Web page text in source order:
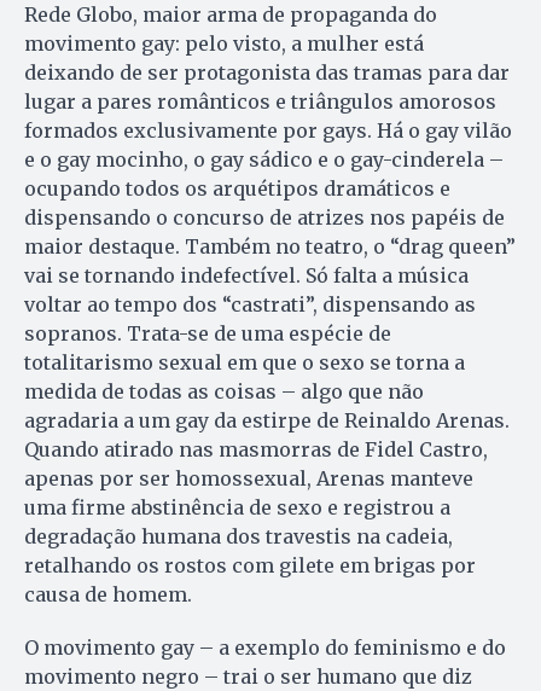
Rede Globo, maior arma de propaganda do
movimento gay: pelo visto, a mulher está
deixando de ser protagonista das tramas para dar
lugar a pares românticos e triângulos amorosos
formados exclusivamente por gays. Há o gay vilão
e o gay mo­ci­nho, o gay sádico e o gay-cinderela –
ocupando todos os arquétipos dramáticos e
dispensando o concurso de atrizes nos papéis de
maior destaque. Também no teatro, o “drag queen”
vai se tornando indefectível. Só falta a música
voltar ao tempo dos “castrati”, dispensando as
sopranos. Trata-se de uma espécie de
totalitarismo sexual em que o sexo se torna a
medida de todas as coisas – algo que não
agradaria a um gay da estirpe de Reinaldo Arenas.
Quando atirado nas masmorras de Fidel Castro,
apenas por ser homossexual, Arenas manteve
uma firme abstinência de sexo e registrou a
degradação humana dos travestis na cadeia,
retalhando os rostos com gilete em brigas por
causa de homem.
O movimento gay – a exemplo do feminismo e do
movimento negro – trai o ser humano que diz